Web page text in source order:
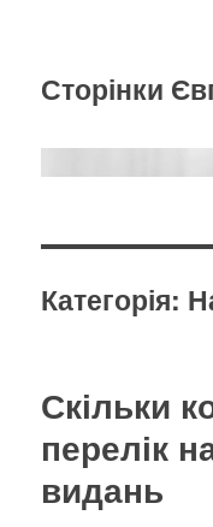
Сторінки
Категорія:
Скільки
перелік
видань